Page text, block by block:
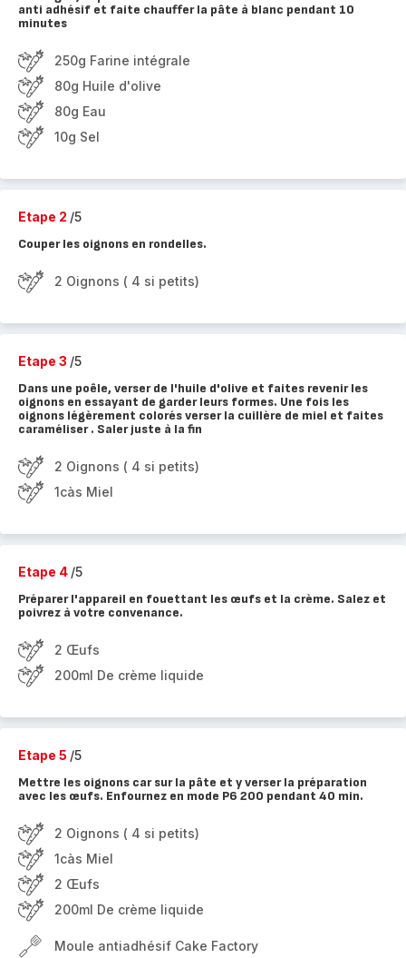
anti adhésif et faite chauffer la pâte à blanc pendant 10
minutes
250g Farine intégrale
80g Huile d'olive
80g Eau
10g Sel
Etape 2 /5
Couper les oignons en rondelles.
2 Oignons ( 4 si petits)
Etape 3 /5
Dans une poêle, verser de l'huile d'olive et faites revenir les
oignons en essayant de garder leurs formes. Une fois les
oignons légèrement colorés verser la cuillère de miel et faites
caraméliser . Saler juste à la fin
2 Oignons ( 4 si petits)
1càs Miel
Etape 4 /5
Préparer l'appareil en fouettant les œufs et la crème. Salez et
poivrez à votre convenance.
2 Œufs
200ml De crème liquide
Etape 5 /5
Mettre les oignons car sur la pâte et y verser la préparation
avec les œufs. Enfournez en mode P6 200 pendant 40 min.
2 Oignons ( 4 si petits)
1càs Miel
2 Œufs
200ml De crème liquide
Moule antiadhésif Cake Factory